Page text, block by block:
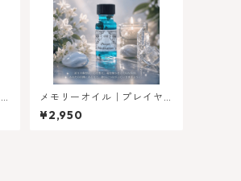
メモリーオイル｜プレイヤ
ー／メディテーション
¥2,950